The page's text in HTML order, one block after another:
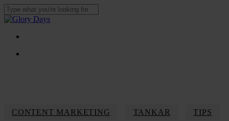
Skip
to
content
Close
Menu
CONTENT MARKETING TANKAR TIPS